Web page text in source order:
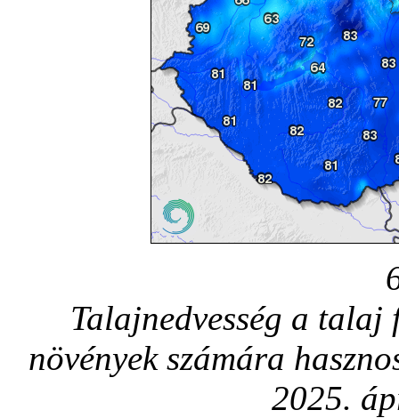
Talajnedvesség a talaj
növények számára
2025.